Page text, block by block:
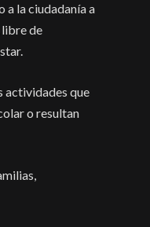
a la ciudadanía a
libre de
actividades que
o resultan